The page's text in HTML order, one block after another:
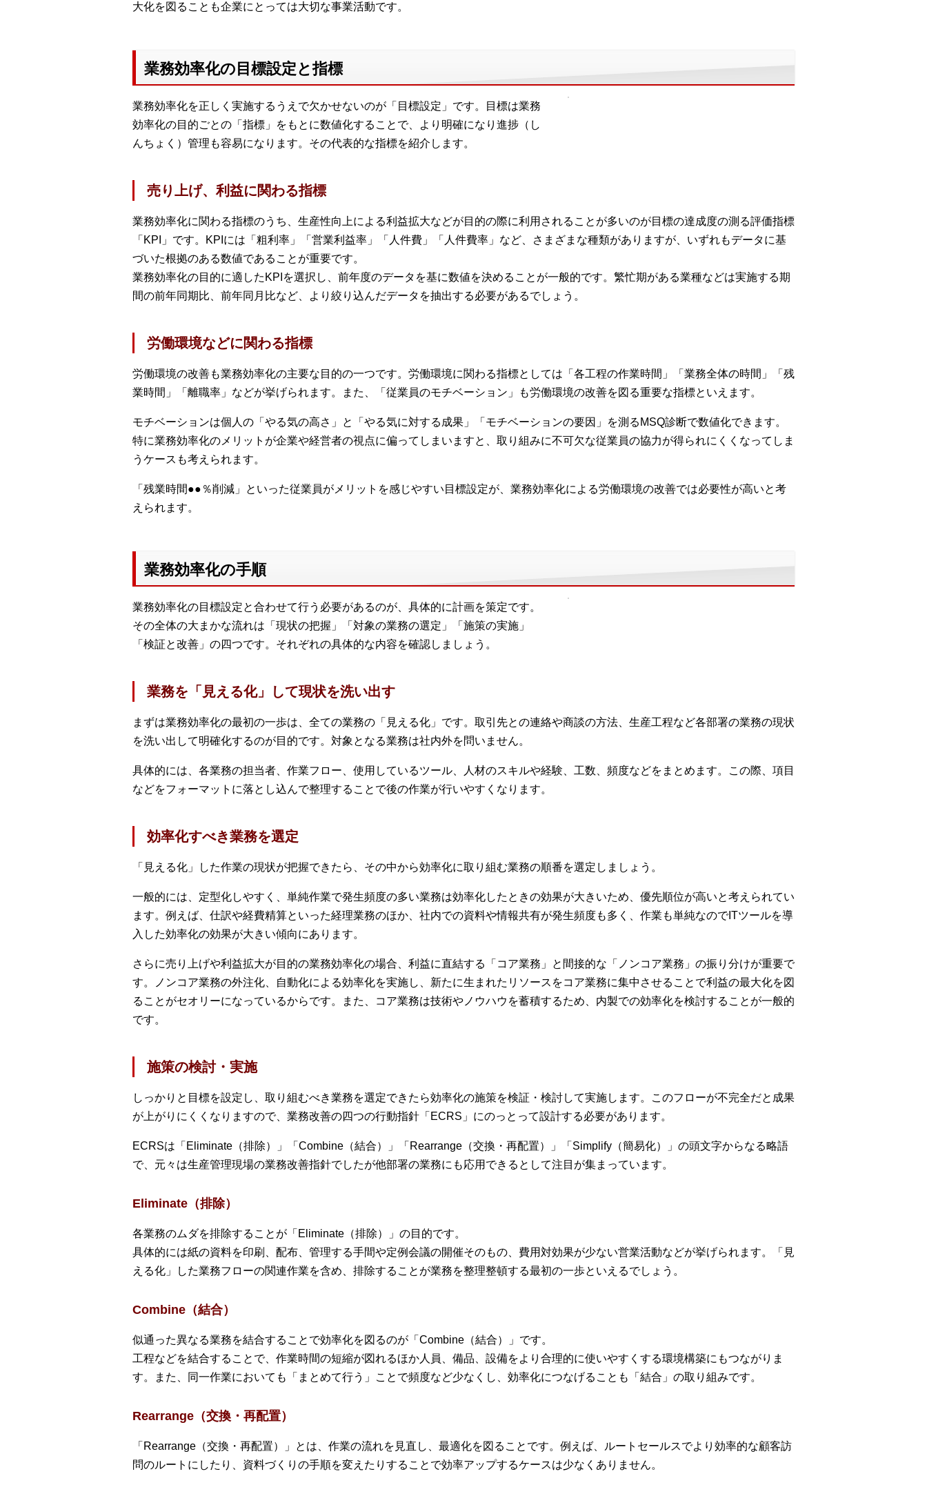
大化を図ることも企業にとっては大切な事業活動です。
業務効率化の目標設定と指標
業務効率化を正しく実施するうえで欠かせないのが「目標設定」です。目標は業務
効率化の目的ごとの「指標」をもとに数値化することで、より明確になり進捗（し
んちょく）管理も容易になります。その代表的な指標を紹介します。
売り上げ、利益に関わる指標
業務効率化に関わる指標のうち、生産性向上による利益拡大などが目的の際に利用されることが多いのが目標の達成度の測る評価指標
「KPI」です。KPIには「粗利率」「営業利益率」「人件費」「人件費率」など、さまざまな種類がありますが、いずれもデータに基
づいた根拠のある数値であることが重要です。
業務効率化の目的に適したKPIを選択し、前年度のデータを基に数値を決めることが一般的です。繁忙期がある業種などは実施する期
間の前年同期比、前年同月比など、より絞り込んだデータを抽出する必要があるでしょう。
労働環境などに関わる指標
労働環境の改善も業務効率化の主要な目的の一つです。労働環境に関わる指標としては「各工程の作業時間」「業務全体の時間」「残
業時間」「離職率」などが挙げられます。また、「従業員のモチベーション」も労働環境の改善を図る重要な指標といえます。
モチベーションは個人の「やる気の高さ」と「やる気に対する成果」「モチベーションの要因」を測るMSQ診断で数値化できます。
特に業務効率化のメリットが企業や経営者の視点に偏ってしまいますと、取り組みに不可欠な従業員の協力が得られにくくなってしま
うケースも考えられます。
「残業時間●●％削減」といった従業員がメリットを感じやすい目標設定が、業務効率化による労働環境の改善では必要性が高いと考
えられます。
業務効率化の手順
業務効率化の目標設定と合わせて行う必要があるのが、具体的に計画を策定です。
その全体の大まかな流れは「現状の把握」「対象の業務の選定」「施策の実施」
「検証と改善」の四つです。それぞれの具体的な内容を確認しましょう。
業務を「見える化」して現状を洗い出す
まずは業務効率化の最初の一歩は、全ての業務の「見える化」です。取引先との連絡や商談の方法、生産工程など各部署の業務の現状
を洗い出して明確化するのが目的です。対象となる業務は社内外を問いません。
具体的には、各業務の担当者、作業フロー、使用しているツール、人材のスキルや経験、工数、頻度などをまとめます。この際、項目
などをフォーマットに落とし込んで整理することで後の作業が行いやすくなります。
効率化すべき業務を選定
「見える化」した作業の現状が把握できたら、その中から効率化に取り組む業務の順番を選定しましょう。
一般的には、定型化しやすく、単純作業で発生頻度の多い業務は効率化したときの効果が大きいため、優先順位が高いと考えられてい
ます。例えば、仕訳や経費精算といった経理業務のほか、社内での資料や情報共有が発生頻度も多く、作業も単純なのでITツールを導
入した効率化の効果が大きい傾向にあります。
さらに売り上げや利益拡大が目的の業務効率化の場合、利益に直結する「コア業務」と間接的な「ノンコア業務」の振り分けが重要で
す。ノンコア業務の外注化、自動化による効率化を実施し、新たに生まれたリソースをコア業務に集中させることで利益の最大化を図
ることがセオリーになっているからです。また、コア業務は技術やノウハウを蓄積するため、内製での効率化を検討することが一般的
です。
施策の検討・実施
しっかりと目標を設定し、取り組むべき業務を選定できたら効率化の施策を検証・検討して実施します。このフローが不完全だと成果
が上がりにくくなりますので、業務改善の四つの行動指針「ECRS」にのっとって設計する必要があります。
ECRSは「Eliminate（排除）」「Combine（結合）」「Rearrange（交換・再配置）」「Simplify（簡易化）」の頭文字からなる略語
で、元々は生産管理現場の業務改善指針でしたが他部署の業務にも応用できるとして注目が集まっています。
Eliminate（排除）
各業務のムダを排除することが「Eliminate（排除）」の目的です。
具体的には紙の資料を印刷、配布、管理する手間や定例会議の開催そのもの、費用対効果が少ない営業活動などが挙げられます。「見
える化」した業務フローの関連作業を含め、排除することが業務を整理整頓する最初の一歩といえるでしょう。
Combine（結合）
似通った異なる業務を結合することで効率化を図るのが「Combine（結合）」です。
工程などを結合することで、作業時間の短縮が図れるほか人員、備品、設備をより合理的に使いやすくする環境構築にもつながりま
す。また、同一作業においても「まとめて行う」ことで頻度など少なくし、効率化につなげることも「結合」の取り組みです。
Rearrange（交換・再配置）
「Rearrange（交換・再配置）」とは、作業の流れを見直し、最適化を図ることです。例えば、ルートセールスでより効率的な顧客訪
問のルートにしたり、資料づくりの手順を変えたりすることで効率アップするケースは少なくありません。